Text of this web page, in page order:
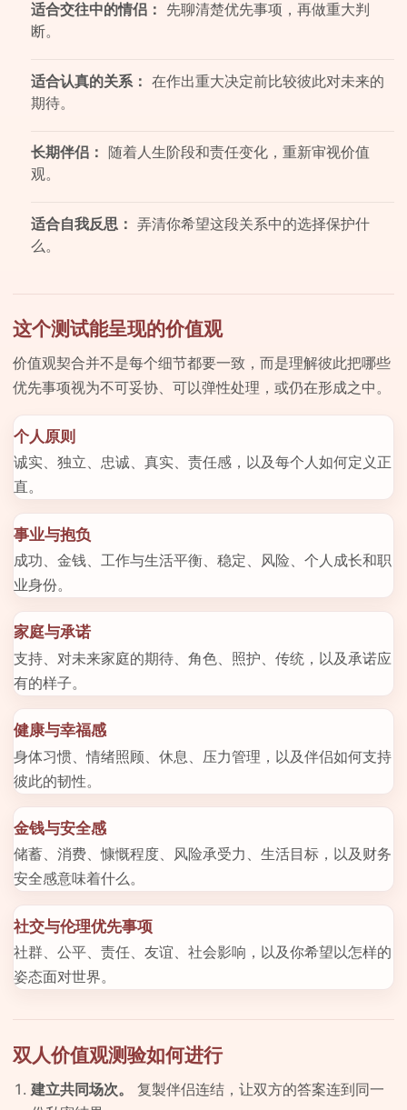
适合交往中的情侣： 先聊清楚优先事项，再做重大判
断。
适合认真的关系： 在作出重大决定前比较彼此对未来的
期待。
长期伴侣： 随着人生阶段和责任变化，重新审视价值
观。
适合自我反思： 弄清你希望这段关系中的选择保护什
么。
这个测试能呈现的价值观
价值观契合并不是每个细节都要一致，而是理解彼此把哪些
优先事项视为不可妥协、可以弹性处理，或仍在形成之中。
个人原则
诚实、独立、忠诚、真实、责任感，以及每个人如何定义正
直。
事业与抱负
成功、金钱、工作与生活平衡、稳定、风险、个人成长和职
业身份。
家庭与承诺
支持、对未来家庭的期待、角色、照护、传统，以及承诺应
有的样子。
健康与幸福感
身体习惯、情绪照顾、休息、压力管理，以及伴侣如何支持
彼此的韧性。
金钱与安全感
储蓄、消费、慷慨程度、风险承受力、生活目标，以及财务
安全感意味着什么。
社交与伦理优先事项
社群、公平、责任、友谊、社会影响，以及你希望以怎样的
姿态面对世界。
双人价值观测验如何进行
建立共同场次。
复製伴侣连结，让双方的答案连到同一